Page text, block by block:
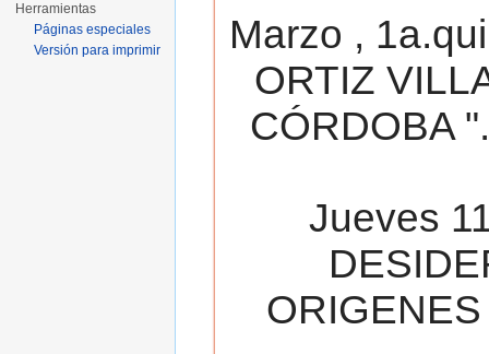
Marzo ,
ORTIZ
CÓRDOBA
Jueves
Herramientas
Páginas especiales
Versión para imprimir